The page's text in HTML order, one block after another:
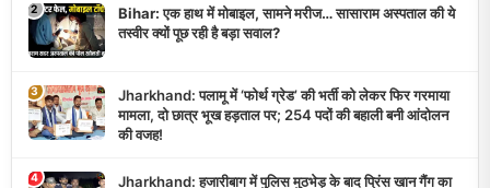
2
Bihar: एक हाथ में मोबाइल, सामने मरीज… सासाराम अस्पताल की ये
तस्वीर क्यों पूछ रही है बड़ा सवाल?
3
Jharkhand: पलामू में ‘फोर्थ ग्रेड’ की भर्ती को लेकर फिर गरमाया
मामला, दो छात्र भूख हड़ताल पर; 254 पदों की बहाली बनी आंदोलन
की वजह!
4
Jharkhand: हजारीबाग में पुलिस मुठभेड़ के बाद प्रिंस खान गैंग का